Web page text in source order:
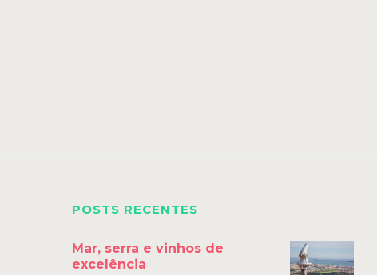
POSTS RECENTES
Mar, serra e vinhos de
excelência